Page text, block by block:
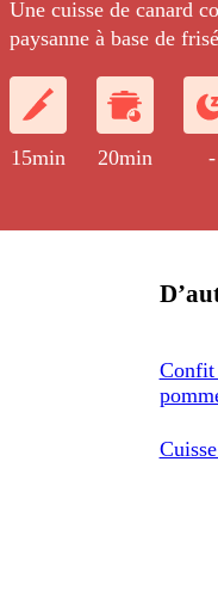
Une cuisse de canard
paysanne à base de
15min 20min -
Confit